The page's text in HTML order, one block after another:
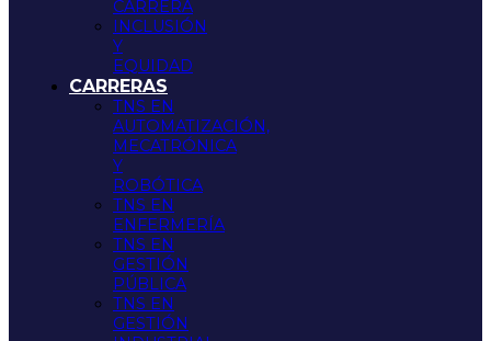
CARRERA
INCLUSIÓN
Y
EQUIDAD
CARRERAS
TNS EN
AUTOMATIZACIÓN,
MECATRÓNICA
Y
ROBÓTICA
TNS EN
ENFERMERÍA
TNS EN
GESTIÓN
PÚBLICA
TNS EN
GESTIÓN